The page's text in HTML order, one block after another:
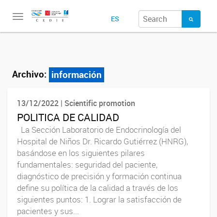
Toggle
ES
Archivo: información
13/12/2022 | Scientific promotion
POLITICA DE CALIDAD
La Sección Laboratorio de Endocrinología del
Hospital de Niños Dr. Ricardo Gutiérrez (HNRG),
basándose en los siguientes pilares
fundamentales: seguridad del paciente,
diagnóstico de precisión y formación continua
define su política de la calidad a través de los
siguientes puntos: 1. Lograr la satisfacción de
pacientes y sus...